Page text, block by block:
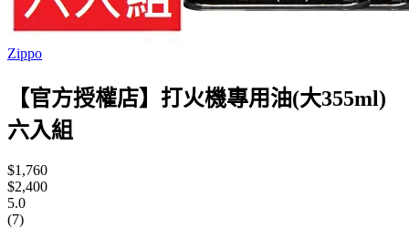
Zippo
【官方授權店】打火機專用油(大355ml)
六入組
$1,760
$2,400
5.0
(7)